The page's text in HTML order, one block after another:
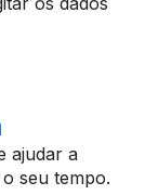
ajudar a
seu tempo.